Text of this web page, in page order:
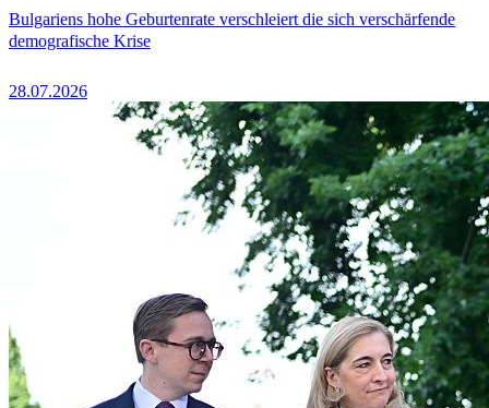
Bulgariens hohe Geburtenrate verschleiert die sich verschärfende
demografische Krise
28.07.2026